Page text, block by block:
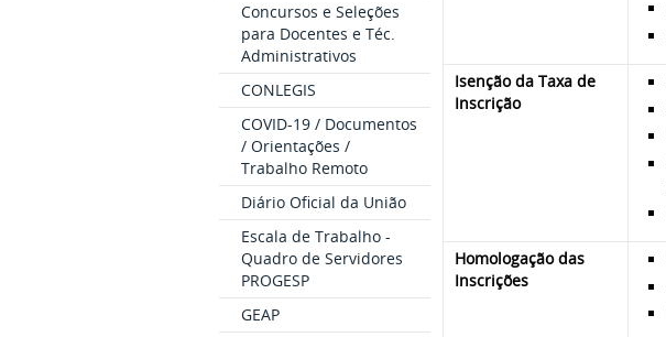
Concursos e Seleções
para Docentes e Téc.
Administrativos
CONLEGIS
COVID-19 / Documentos
/ Orientações /
Trabalho Remoto
Diário Oficial da União
Escala de Trabalho -
Quadro de Servidores
PROGESP
GEAP
Isenção da Taxa de
Inscrição
Homologação das
Inscrições